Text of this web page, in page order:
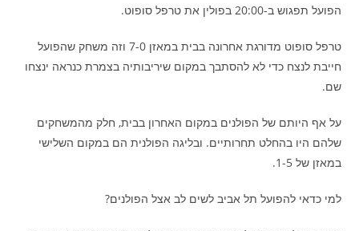
הפועל תפגוש ב-20:00 בפולין את טרפל סופוט.
טרפל סופוט מדורגת אחרונה בבית במאזן 7-0 וזה משחק שהפועל
חייבת לנצח כדי לא להסתבך במקום שיריבותיה בצמרת כנראה ינצחו
שם.
על אף היותם של הפולנים במקום האחרון בבית, חלק מהמשחקים
שלהם היו בהחלט תחרותיים. ובליגה הפולנית הם במקום השלישי
במאזן של 1-5.
למי כדאי להפועל תל אביב לשים לב אצל הפולנים?